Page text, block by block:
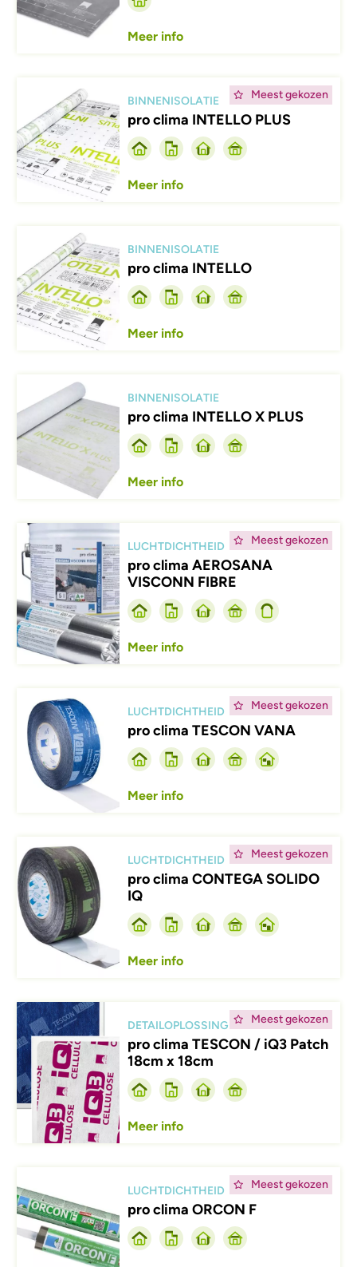
Meer info
Meest gekozen
BINNENISOLATIE
pro clima INTELLO PLUS
Meer info
Afbeelding
BINNENISOLATIE
pro clima INTELLO
Meer info
Afbeelding
BINNENISOLATIE
pro clima INTELLO X PLUS
Meer info
Meest gekozen
Afbeelding
LUCHTDICHTHEID
pro clima AEROSANA
VISCONN FIBRE
Meer info
Meest gekozen
Afbeelding
LUCHTDICHTHEID
pro clima TESCON VANA
Meer info
Meest gekozen
Afbeelding
LUCHTDICHTHEID
pro clima CONTEGA SOLIDO
IQ
Meer info
Meest gekozen
Afbeelding
DETAILOPLOSSING
pro clima TESCON / iQ3 Patch
18cm x 18cm
Meer info
Meest gekozen
LUCHTDICHTHEID
pro clima ORCON F